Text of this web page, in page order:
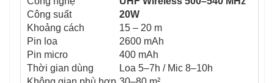
Công suất
20W
Khoảng cách
15 – 20 m
Pin loa
2600 mAh
Pin micro
400 mAh
Thời gian dùng
Loa 5–7h / Mic 8–10h